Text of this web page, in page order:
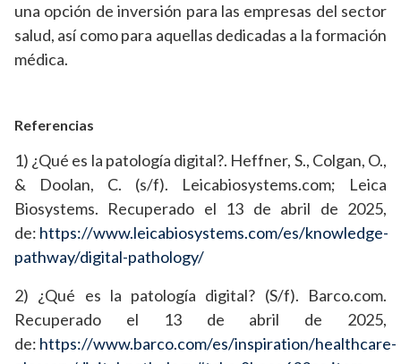
una opción de inversión para las empresas del sector
salud, así como para aquellas dedicadas a la formación
médica.
Referencias
1) ¿Qué es la patología digital?. Heffner, S., Colgan, O.,
& Doolan, C. (s/f). Leicabiosystems.com; Leica
Biosystems. Recuperado el 13 de abril de 2025,
de: https://www.leicabiosystems.com/es/knowledge-
pathway/digital-pathology/
2) ¿Qué es la patología digital? (S/f). Barco.com.
Recuperado el 13 de abril de 2025,
de: https://www.barco.com/es/inspiration/healthcare-